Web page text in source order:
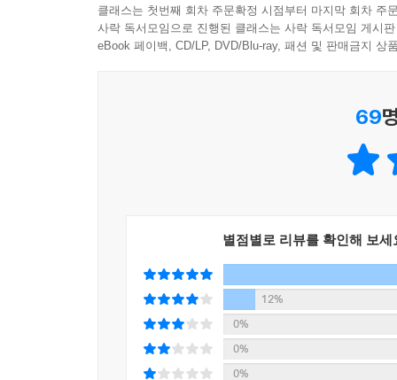
- 나는 집에 부자 나무가 있다
- 뿌리 깊은 부자는 위기에 흔들리지 않는다
- 1단계: 목표를 설정하고 매일 외치고 주변에 알리
- 2단계: 개인 재무상태표와 개인 현금흐름표 직접
‘부자학’ 1교시 복습
2교시 부자가 되기 위한 경제학 공부
‘경제학’ 2교시 예습
‘2교시’는 경제학 이야기이다. 스포츠 선수가 기
없다.
위해서 가장 중요한 기초 학문은 경제학으로, 경
이 책에서는 ‘쉽게 큰돈 버는 투자’로 ‘성장주 투
그 중심에는 성장주들의 상승세가 있었다. 2021
많은 투자자들이 경제적 자유와 공간적 자유에
어렵고 큰돈을 잃을 수도 있다는 것을 알고 좌
클래스는 첫번째 회차 주문확정 시점부터 마지막 회차 주
사락 독서모임으로 진행된 클래스는 사락 독서모임 게시
eBook 페이백, CD/LP, DVD/Blu-ray, 패션 및 판매금지 상
69
별점별로 리뷰를 확인해 보세
12%
0%
0%
0%